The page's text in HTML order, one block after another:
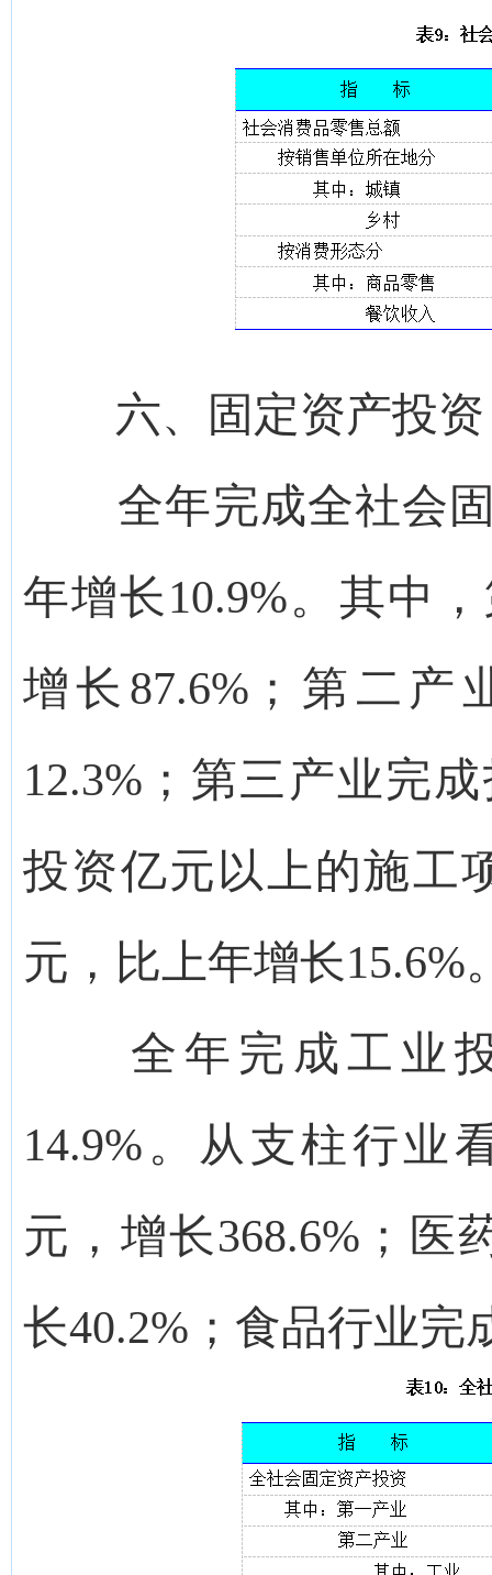
六、固定资产投资
全年完成全社会固
年增长10.9%。其中
增长87.6%；第二产
12.3%；第三产业完
投资亿元以上的施工
元，比上年增长15.6%
全年完成工业投
14.9%。从支柱行业
元，增长368.6%；医
长40.2%；食品行业完